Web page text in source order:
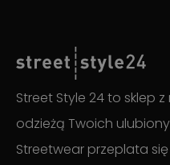
Street Style 24 to sklep
odzieżą Twoich
Streetwear przeplata